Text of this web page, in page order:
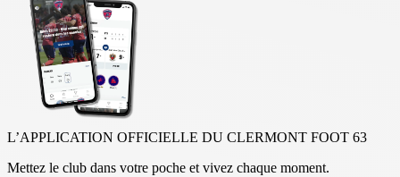
L’APPLICATION OFFICIELLE DU CLERMONT FOOT 63
Mettez le club dans votre poche et vivez chaque moment.